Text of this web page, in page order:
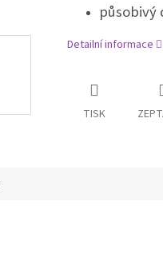
působivý
Detailní informace
TISK